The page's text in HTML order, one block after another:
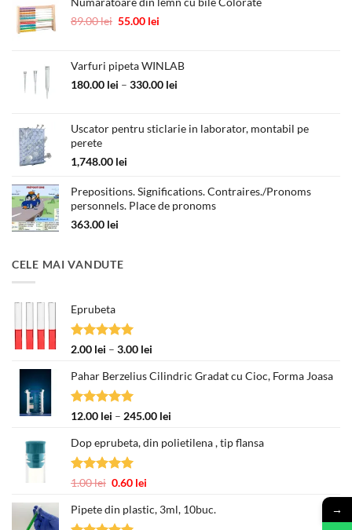
89.00lei Prețul
fost:
89.00 lei.
55.00 lei
55.00 lei.
Varfuri pipeta WINLAB
180.00 lei – 330.00 lei
180.00 lei
Uscator pentru sticlarie in laborator, montabil pe
perete
1,748.00 lei
Prepositions. Significations. Contraires./Pronoms
personnels. Place de pronoms
363.00 lei
CELE MAI VANDUTE
Eprubeta
Evaluat la
2.00 lei – 3.00 lei
prețuri:
la
3.00 lei
Pahar Berzelius Cilindric Gradat cu Cioc, Forma Joasa
Evaluat la
12.00 lei – 245.00 lei
prețuri:
245.00 lei
Dop eprubeta, din polietilena , tip flansa
Evaluat la
1.00lei Prețul
a
fost:
0.60 lei
este:
Pipete din plastic, 3ml, 10buc. →